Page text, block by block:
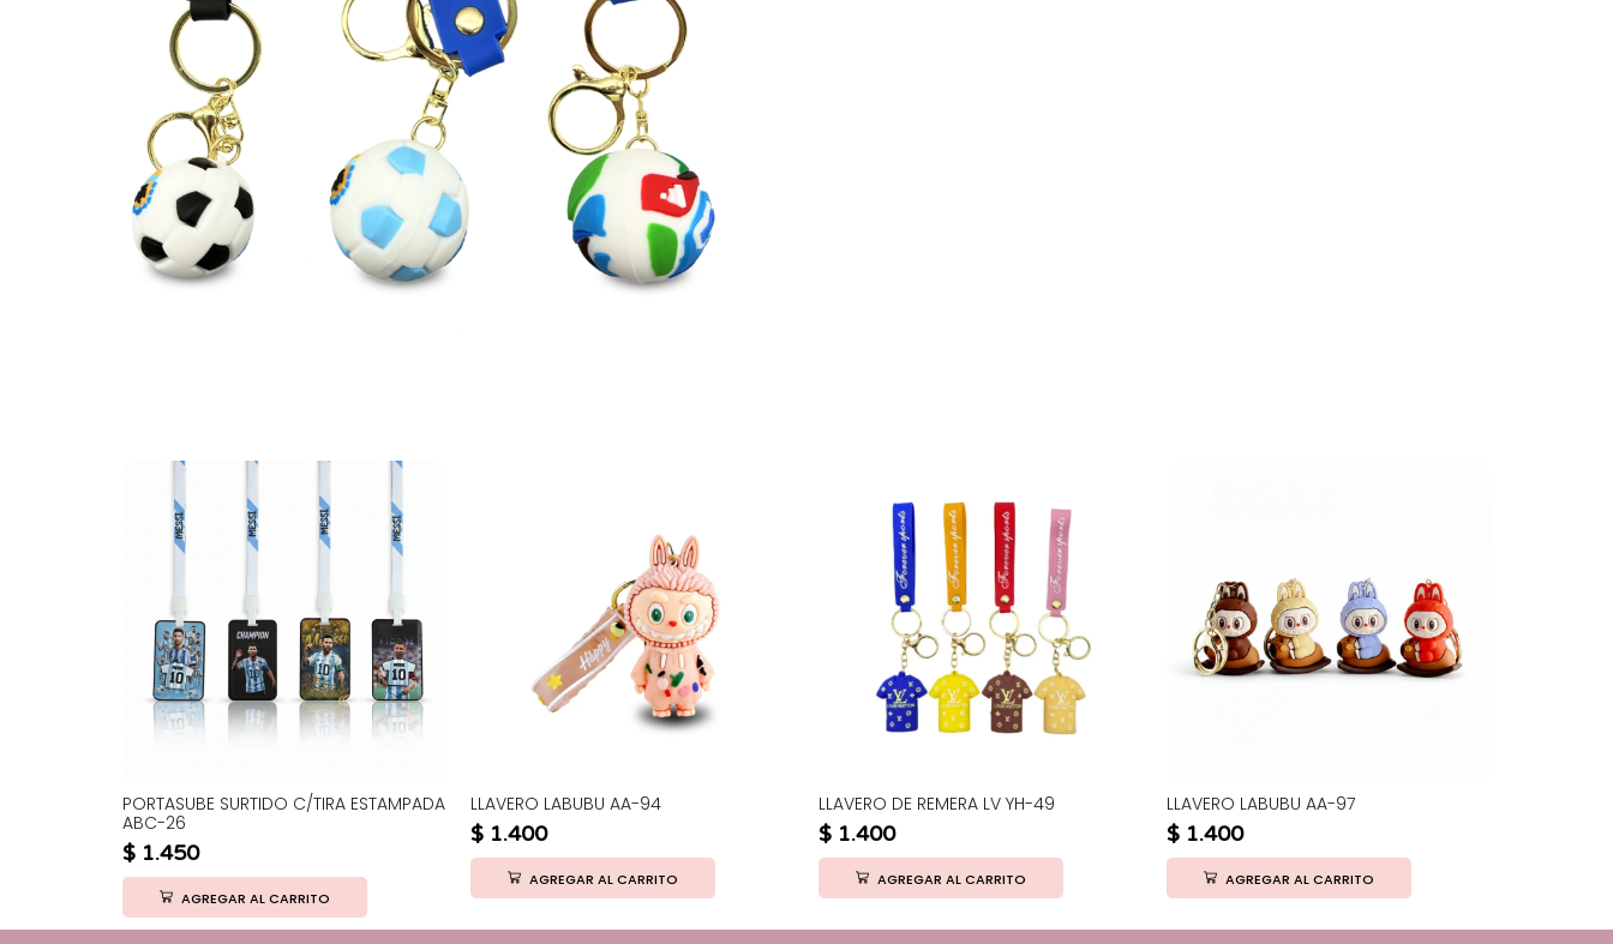
PORTASUBE SURTIDO C/TIRA ESTAMPADA
ABC-26
$ 1.450
AGREGAR AL CARRITO
LLAVERO LABUBU AA-94
$ 1.400
AGREGAR AL CARRITO
LLAVERO DE REMERA LV YH-49
$ 1.400
AGREGAR AL CARRITO
LLAVERO LABUBU AA-97
$ 1.400
AGREGAR AL CARRITO